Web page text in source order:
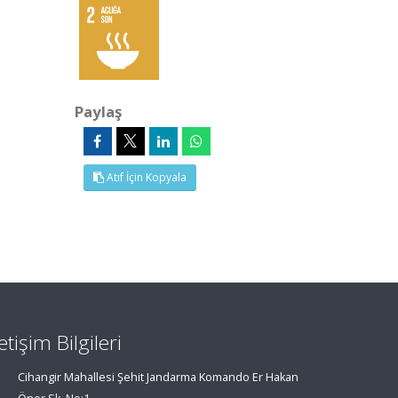
Paylaş
Atıf İçin Kopyala
Bilgileri
Cihangir Mahallesi Şehit Jandarma Komando Er Hakan